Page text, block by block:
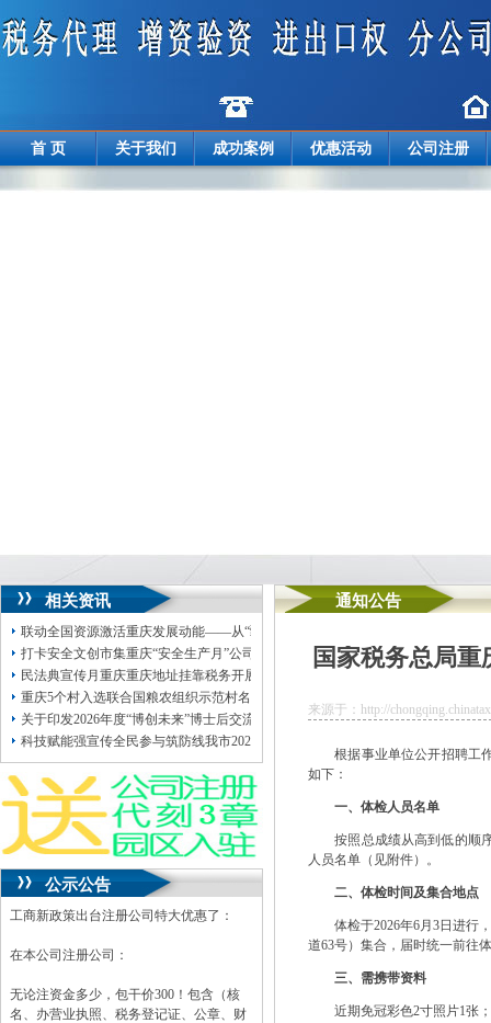
首 页 关于我们 成功案例 优惠活动 公司注册
相关资讯
联动全国资源激活重庆发展动能——从“疆电入渝”重庆地址挂靠“疆算入渝”看重
打卡安全文创市集重庆“安全生产月”公司地址挂靠邀你解锁科普新玩法
民法典宣传月重庆重庆地址挂靠税务开展76场普法宣传活动
重庆5个村入选联合国粮农组织示范村名单——不唯产值，何以“出圈”公司地址挂
关于印发2026年度“博创未来”博士后交流活动计划的公司地址挂靠通知
科技赋能强宣传全民参与筑防线我市2026年“安全生产月”公司注册地址挂靠活动
公示公告
工商新政策出台注册公司特大优惠了：
在本公司注册公司：
无论注资金多少，包干价300！包含（核
名、办营业执照、税务登记证、公章、财
通知公告
国家税务总局
来源于：http://
根据事业单位公开招聘工作
如下：
一、体检人员名单
按照总成绩从高到低的顺序
人员名单（见附件）。
二、体检时间及集合地点
体检于2026年6月3日进行，
道63号）集合，届时统一前往
三、需携带资料
近期免冠彩色2寸照片1张；